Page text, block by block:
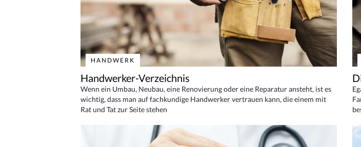
HANDWERK
Handwerker-Verzeichnis
Wenn ein Umbau, Neubau, eine Renovierung oder eine Reparatur ansteht, ist es
wichtig, dass man auf fachkundige Handwerker vertrauen kann, die einem mit
Rat und Tat zur Seite stehen